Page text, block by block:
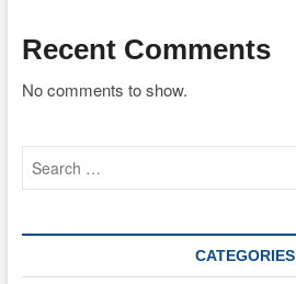
Recent Comments
No comments to show.
CATEGORIES